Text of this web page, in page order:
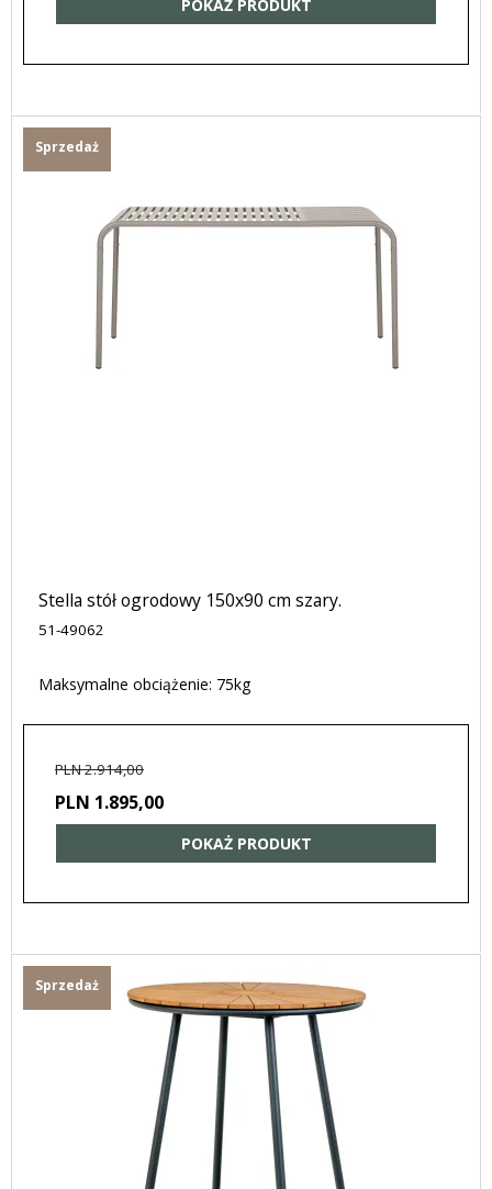
POKAŻ PRODUKT
Sprzedaż
Stella stół ogrodowy 150x90 cm szary.
51-49062
Maksymalne obciążenie: 75kg
PLN 2.914,00
PLN 1.895,00
POKAŻ PRODUKT
Sprzedaż